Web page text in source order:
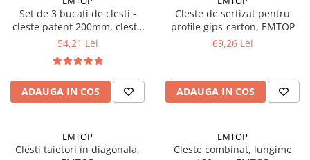
Dusumea
Lambriu
Accesorii pentru cofraje
Materiale prafoase
Ipsos
Set de 3 bucati de clesti -
cleste patent 200mm, cleste
taietor 160mm si cleste cu
54,21 Lei
ADAUGA IN COS
Cleste de sertizat pentru
profile gips-carton, EMTOP
69,26 Lei
ADAUGA IN COS
EMTOP
Clesti taietori în diagonala,
EMTOP
Cleste combinat, lungime